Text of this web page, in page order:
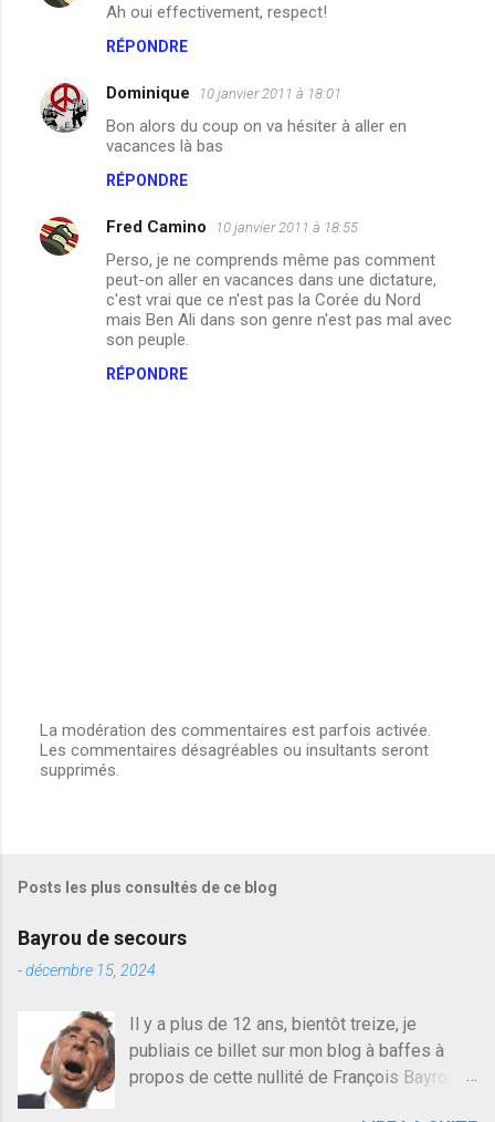
n
i
Ah oui effectivement, respect!
RÉPONDRE
Dominique 10 janvier 2011 à 18:01
Bon alors du coup on va hésiter à aller en
vacances là bas
RÉPONDRE
Fred Camino 10 janvier 2011 à 18:55
Perso, je ne comprends même pas comment
peut-on aller en vacances dans une dictature,
c'est vrai que ce n'est pas la Corée du Nord
mais Ben Ali dans son genre n'est pas mal avec
son peuple.
RÉPONDRE
E
n
t
e
r
u
m
m
e
n
La modération des commentaires est parfois activée.
Les commentaires désagréables ou insultants seront
supprimés.
Posts les plus consultés de ce blog
Bayrou de secours
-décembre 15, 2024
Il y a plus de 12 ans, bientôt treize, je
publiais ce billet sur mon blog à baffes à
propos de cette nullité de François Bayrou. Il